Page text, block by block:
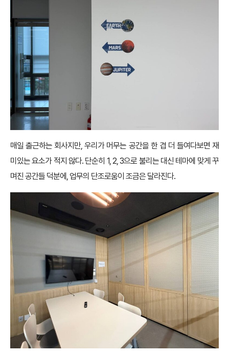
매일 출근하는 회사지만, 우리가 머무는 공간을 한 겹 더 들여다보면 재
미있는 요소가 적지 않다. 단순히 1, 2, 3으로 불리는 대신 테마에 맞게 꾸
며진 공간들 덕분에, 업무의 단조로움이 조금은 달라진다.